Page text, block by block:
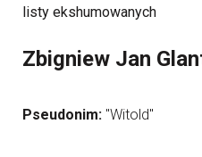
listy ekshumowanych
Zbigniew Jan
Pseudonim: "Witold"